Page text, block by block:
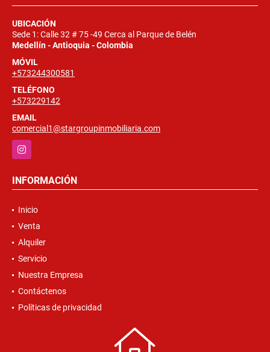
UBICACIÓN
Sede 1: Calle 32 # 75 -49 Cerca al Parque de Belén
Medellín - Antioquia - Colombia
MÓVIL
+573244300581
TELÉFONO
+573229142
EMAIL
comercial1@stargroupinmobiliaria.com
Instagram
INFORMACIÓN
Inicio
Venta
Alquiler
Servicio
Nuestra Empresa
Contáctenos
Políticas de privacidad